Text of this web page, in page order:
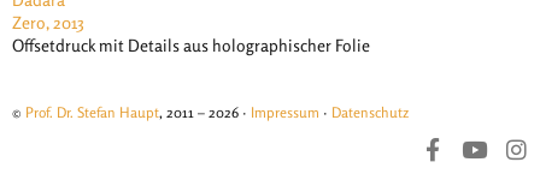
Zero, 2013
Offsetdruck mit Details aus holographischer Folie
© Prof. Dr. Stefan Haupt, 2011 – 2026 · Impressum · Datenschutz